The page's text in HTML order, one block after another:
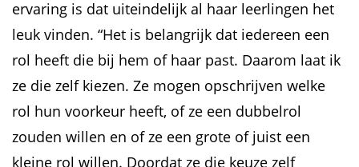
ervaring is dat uiteindelijk al haar leerlingen het
leuk vinden. “Het is belangrijk dat iedereen een
rol heeft die bij hem of haar past. Daarom laat ik
ze die zelf kiezen. Ze mogen opschrijven welke
rol hun voorkeur heeft, of ze een dubbelrol
zouden willen en of ze een grote of juist een
kleine rol willen. Doordat ze die keuze zelf